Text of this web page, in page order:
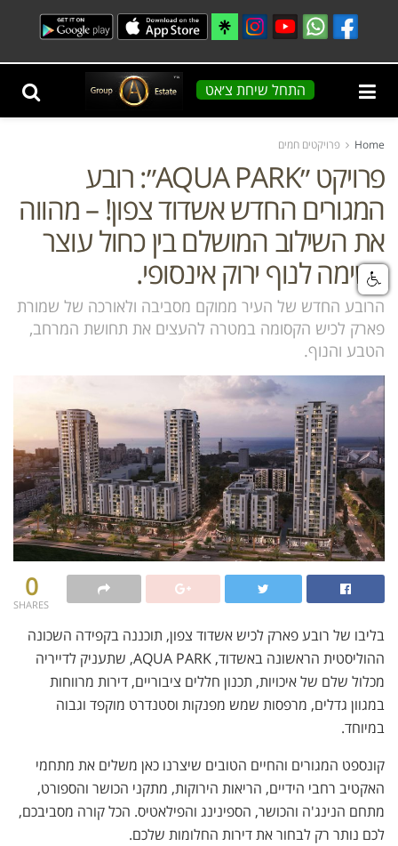
התחל שיחת צ׳אט
Home פרויקטים חמים
פרויקט ״AQUA PARK״: רובע
המגורים החדש אשדוד צפון! – מהווה
את השילוב המושלם בין כחול עוצר
נשימה לנוף ירוק אינסופי.
הרובע החדש של העיר ממוקם מסביבה ולאורכה של שמורת
פארק לכיש הקסומה במטרה להעצים את תחושת המרחב,
הטבע והנוף.
0
SHARES
בליבו של רובע פארק לכיש אשדוד צפון, תוכננה בקפידה השכונה
ההוליסטית הראשונה באשדוד, AQUA PARK, שתעניק לדייריה
מכלול שלם של איכויות, תכנון חללים ציבוריים, דירות מרווחות
במגוון גדלים, מרפסות שמש מפנקות וסטנדרט מוקפד וגבוה
במיוחד.
קונספט המגורים והחיים הטובים שיצרנו כאן משלים את מתחמי
האקטיב רחבי הידיים, הריאות הירוקות, מתקני הכושר והספורט,
מתחם הנינג'ה והכושר, הספינינג והפילאטיס. הכל קורה מסביבכם,
לכם נותר רק לבחור את דירות החלומות שלכם.